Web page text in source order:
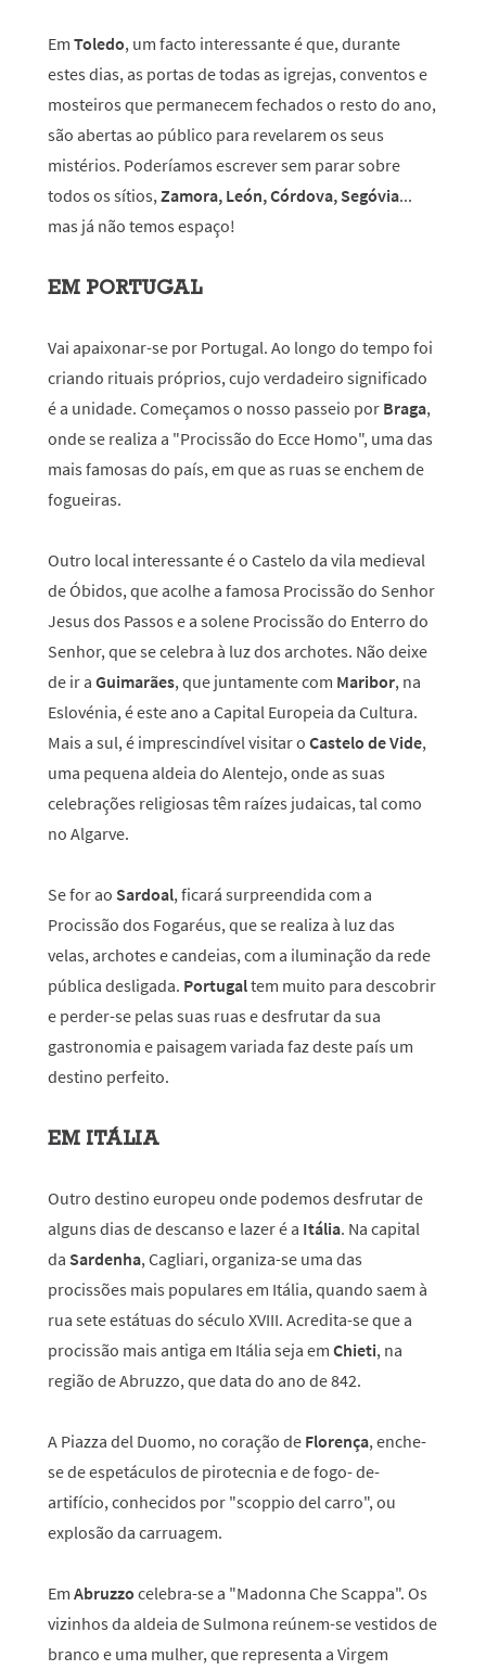
Em Toledo, um facto interessante é que, durante
estes dias, as portas de todas as igrejas, conventos e
mosteiros que permanecem fechados o resto do ano,
são abertas ao público para revelarem os seus
mistérios. Poderíamos escrever sem parar sobre
todos os sítios,Zamora, León, Córdova, Segóvia...
mas já não temos espaço!
EM PORTUGAL
Vai apaixonar-se por Portugal. Ao longo do tempo foi
criando rituais próprios, cujo verdadeiro significado
é a unidade. Começamos o nosso passeio por Braga,
onde se realiza a "Procissão do Ecce Homo", uma das
mais famosas do país, em que as ruas se enchem de
fogueiras.
Outro local interessante é o Castelo da vila medieval
de Óbidos, que acolhe a famosa Procissão do Senhor
Jesus dos Passos e a solene Procissão do Enterro do
Senhor, que se celebra à luz dos archotes. Não deixe
de ir a Guimarães, que juntamente com Maribor, na
Eslovénia, é este ano a Capital Europeia da Cultura.
Mais a sul, é imprescindível visitar o Castelo de Vide,
uma pequena aldeia do Alentejo, onde as suas
celebrações religiosas têm raízes judaicas, tal como
no Algarve.
Se for ao Sardoal, ficará surpreendida com a
Procissão dos Fogaréus, que se realiza à luz das
velas, archotes e candeias, com a iluminação da rede
pública desligada. Portugaltem muito para descobrir
e perder-se pelas suas ruas e desfrutar da sua
gastronomia e paisagem variada faz deste país um
destino perfeito.
EM ITÁLIA
Outro destino europeu onde podemos desfrutar de
alguns dias de descanso e lazer é a Itália. Na capital
da Sardenha, Cagliari, organiza-se uma das
procissões mais populares em Itália, quando saem à
rua sete estátuas do século XVIII. Acredita-se que a
procissão mais antiga em Itália seja em Chieti, na
região de Abruzzo, que data do ano de 842.
A Piazza del Duomo, no coração de Florença, enche-
se de espetáculos de pirotecnia e de fogo- de-
artifício, conhecidos por "scoppio del carro", ou
explosão da carruagem.
Em Abruzzo celebra-se a "Madonna Che Scappa". Os
vizinhos da aldeia de Sulmona reúnem-se vestidos de
branco e uma mulher, que representa a Virgem